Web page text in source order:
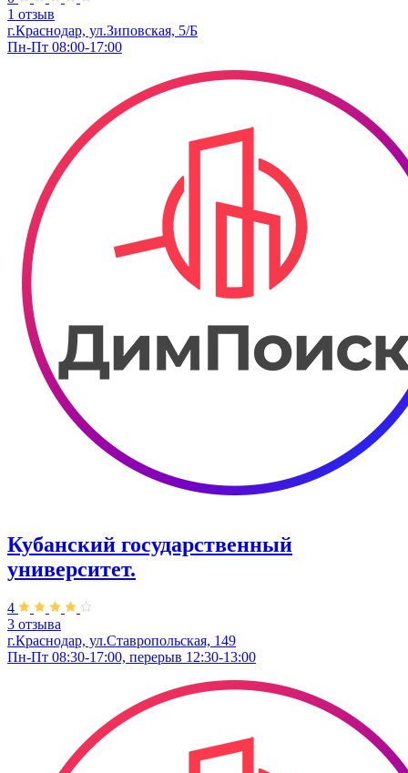
1 отзыв
г.Краснодар, ул.Зиповская, 5/Б
Пн-Пт 08:00-17:00
Кубанский государственный
университет.
4
3 отзыва
г.Краснодар, ул.Ставропольская, 149
Пн-Пт 08:30-17:00, перерыв 12:30-13:00